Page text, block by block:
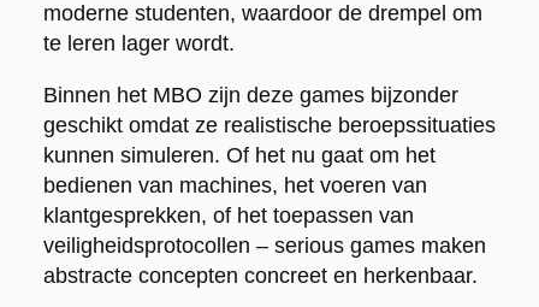
moderne studenten, waardoor de drempel om
te leren lager wordt.
Binnen het MBO zijn deze games bijzonder
geschikt omdat ze realistische beroepssituaties
kunnen simuleren. Of het nu gaat om het
bedienen van machines, het voeren van
klantgesprekken, of het toepassen van
veiligheidsprotocollen – serious games maken
abstracte concepten concreet en herkenbaar.